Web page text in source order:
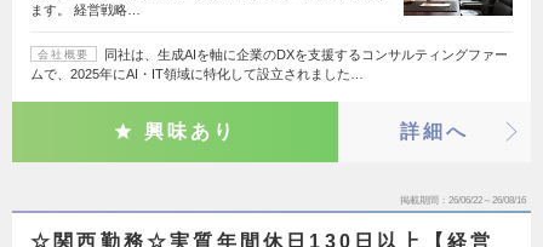
ます。 経営戦略…
会社概要
同社は、生成AIを軸に企業のDXを支援するコンサルティングファー
ムで、2025年にAI・IT領域に特化して設立されました…
興味あり 詳細へ
掲載期間 26/06/22～26/08/16
☆関西勤務☆実質年間休日130日以上【経営